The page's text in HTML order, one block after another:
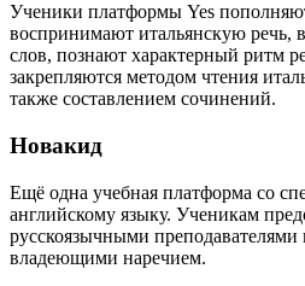
Ученики платформы Yes
воспринимают итальянскую речь,
слов, познают характерный ритм
закрепляются методом чтения
также составлением сочинений.
Новакид
Ещё одна учебная платформа со
английскому языку. Ученикам
русскоязычными
владеющими наречием.